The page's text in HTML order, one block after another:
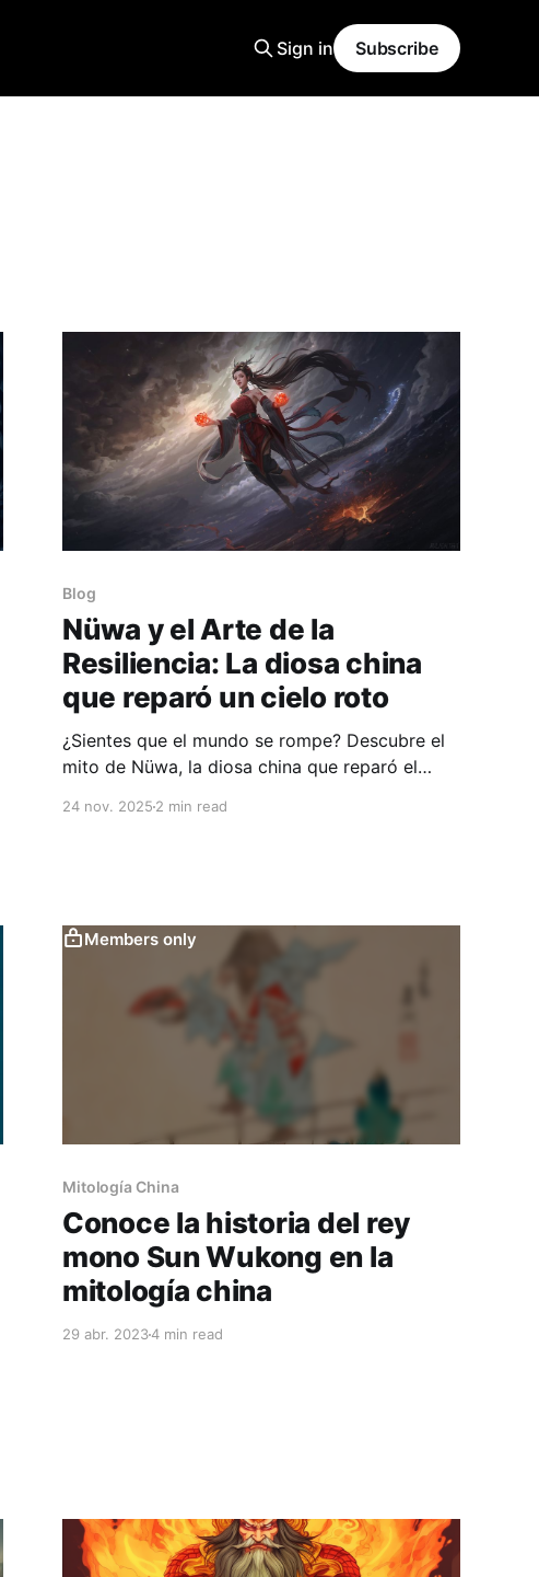
Sign in Subscribe
Blog
Nüwa y el Arte de la
Resiliencia: La diosa china
que reparó un cielo roto
¿Sientes que el mundo se rompe? Descubre el
mito de Nüwa, la diosa china que reparó el
24 nov. 20252 min read
Members only
Mitología China
Conoce la historia del rey
mono Sun Wukong en la
mitología china
29 abr. 20234 min read